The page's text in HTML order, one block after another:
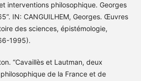
interventions philosophique. Georges
IN: CANGUILHEM, Georges. Œuvres
des sciences, épistémologie,
1995).
“Cavaillès et Lautman, deux
de la France et de